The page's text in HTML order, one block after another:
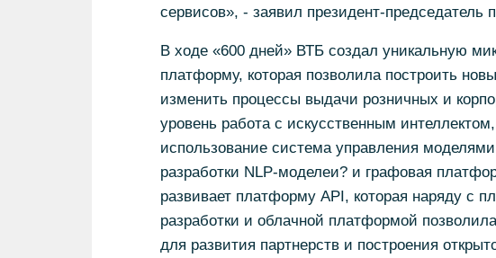
сервисов», - заявил президент-председатель
В ходе «600 дней» ВТБ создал уникальную
платформу, которая позволила построить
изменить процессы выдачи розничных и
уровень работа с искусственным
использование система управления
разработки NLP-моделеи? и графовая
развивает платформу API, которая наряду с
разработки и облачной платформой
для развития партнерств и построения